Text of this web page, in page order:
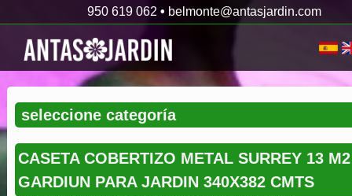
950 619 062 • belmonte@antasjardin.com
CASETA COBERTIZO METAL SURREY 13 M2
GARDIUN PARA JARDIN 340X382 CMTS